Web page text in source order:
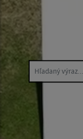
Hľadaný výraz...